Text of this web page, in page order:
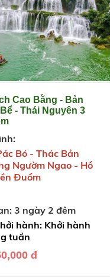
Cao Bằng - Bản
- Thái Nguyên 3
Bó - Thác Bản
Ngườm Ngao - Hồ
Đuổm
3 ngày 2 đêm
hành: Khởi hành
tuần
đ